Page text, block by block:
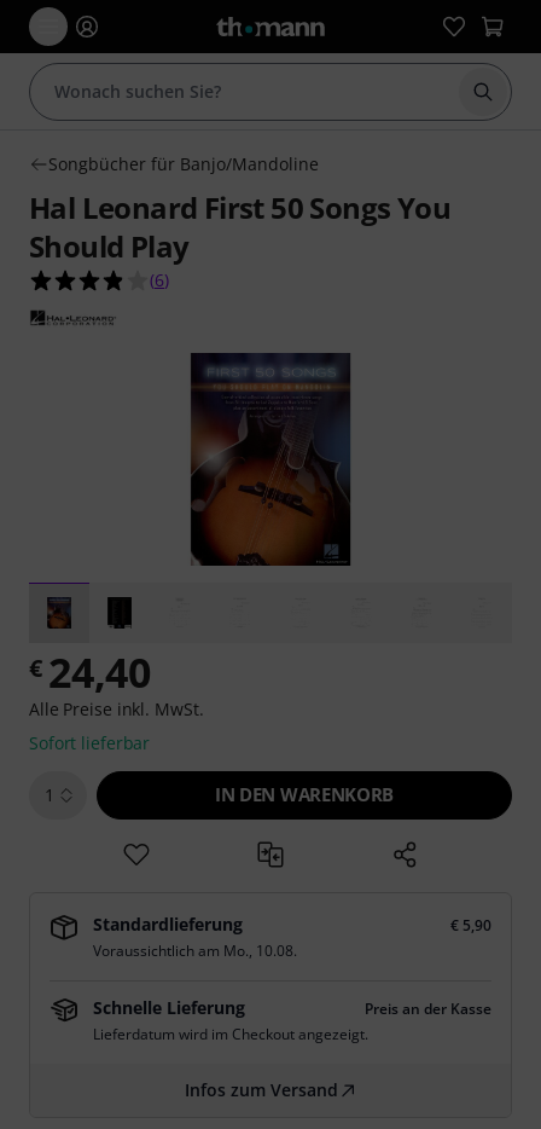
Suche
Songbücher für Banjo/Mandoline
Hal Leonard First 50 Songs You
Should Play
3.8 von 5 Sternen aus 6 Kundenbewertungen
(6)
€ 24,40
Alle Preise inkl. MwSt.
Sofort lieferbar
1 IN DEN WARENKORB
Standardlieferung
€ 5,90
Voraussichtlich am Mo., 10.08.
Schnelle Lieferung
Preis an der Kasse
Lieferdatum wird im Checkout angezeigt.
Infos zum Versand